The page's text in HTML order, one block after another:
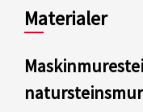
Materialer
natursteinsmur